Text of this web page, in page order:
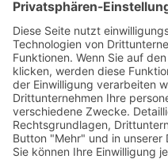
Datenschutzerklärung
Cookie-Einstellungen
SCHNELLZUGRIFF
Hausgärten
Verkehrsanlagen
Freianlagen
Friedhöfe
Öffentliche Räume